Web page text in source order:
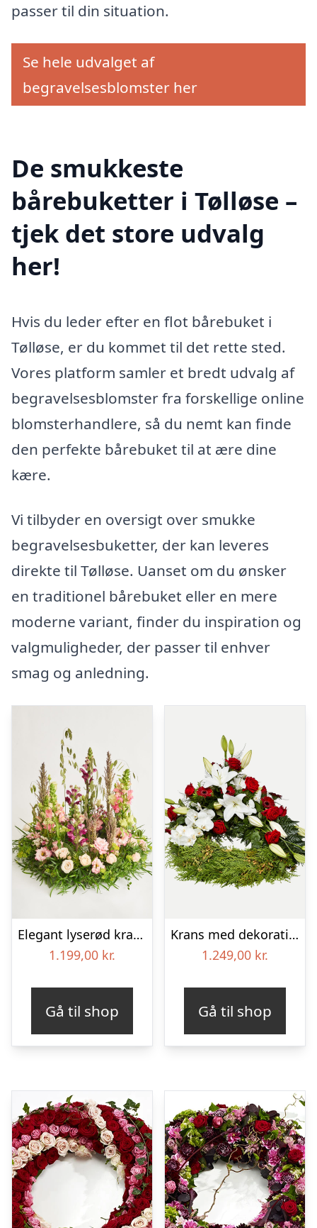
passer til din situation.
Se hele udvalget af
begravelsesblomster her
De smukkeste
bårebuketter i Tølløse –
tjek det store udvalg
her!
Hvis du leder efter en flot bårebuket i
Tølløse, er du kommet til det rette sted.
Vores platform samler et bredt udvalg af
begravelsesblomster fra forskellige online
blomsterhandlere, så du nemt kan finde
den perfekte bårebuket til at ære dine
kære.
Vi tilbyder en oversigt over smukke
begravelsesbuketter, der kan leveres
direkte til Tølløse. Uanset om du ønsker
en traditionel bårebuket eller en mere
moderne variant, finder du inspiration og
valgmuligheder, der passer til enhver
smag og anledning.
Elegant lyserød krans
1.199,00 kr.
Gå til shop
Krans med dekoration i klassisk stil – rød og hvid
1.249,00 kr.
Gå til shop